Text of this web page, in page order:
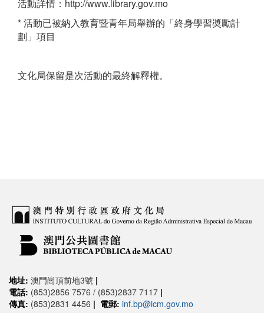
活動詳情：http://www.library.gov.mo
* 活動已被納入教育暨青年局舉辦的「終身學習奬勵計
劃」項目
文化局保留是次活動的最終解釋權。
地址: 澳門崗頂前地3號 |
電話: (853)2856 7576 / (853)2837 7117 |
傳真: (853)2831 4456 | 電郵: inf.bp@icm.gov.mo